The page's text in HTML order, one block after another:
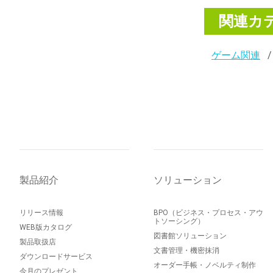
関連カ
ゲーム関連
製品紹介
リリース情報
WEB版カタログ
製品取扱店
ダウンロードサービス
今月のプレゼント
ソリューション
BPO（ビジネス・プロセス・アウ
トソーシング）
図書館ソリューション
文書管理・機密抹消
オーダー手帳・ノベルティ制作